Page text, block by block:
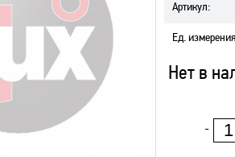
Артикул:
Ед. измерения
Нет в
-